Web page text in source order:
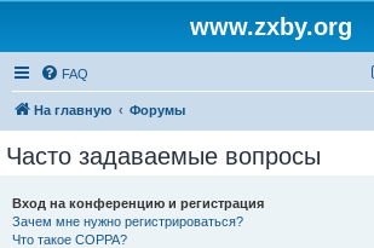
www.zxby.org
FAQ
На главную Форумы
Часто задаваемые вопросы
Вход на конференцию и регистрация
Зачем мне нужно регистрироваться?
Что такое COPPA?